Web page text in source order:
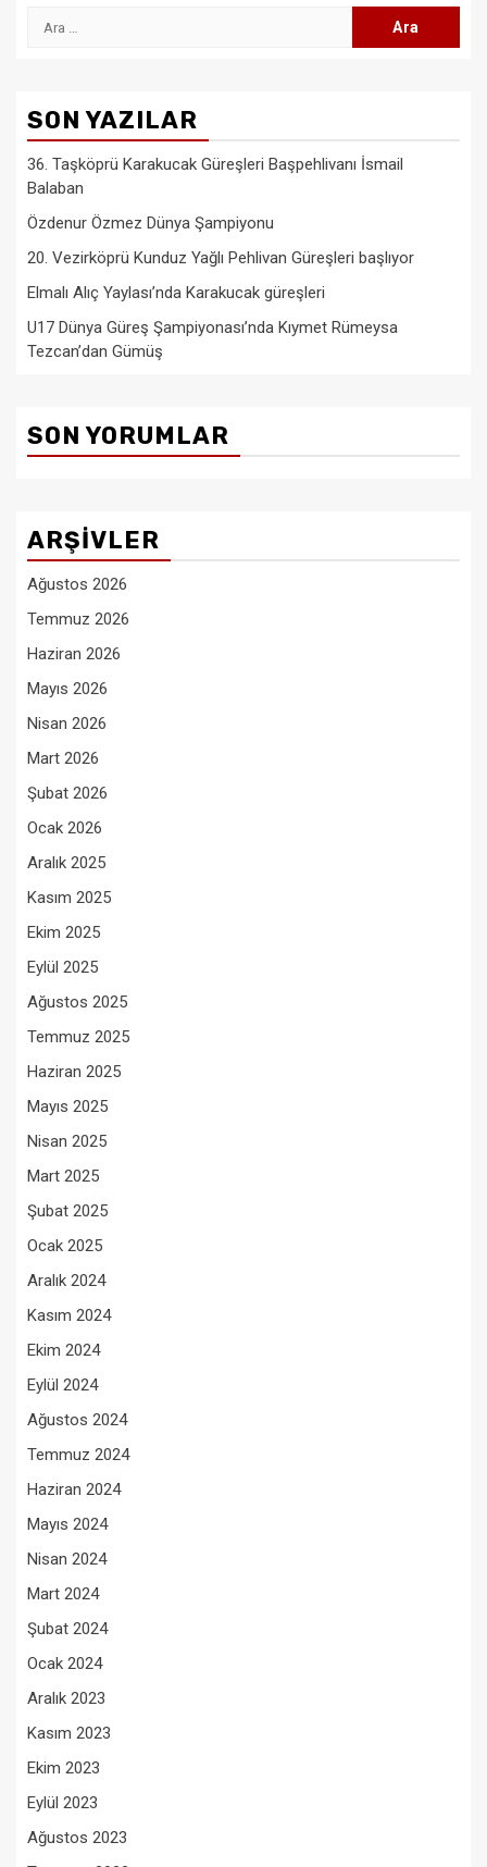
Arama:
SON YAZILAR
36. Taşköprü Karakucak Güreşleri Başpehlivanı İsmail
Balaban
Özdenur Özmez Dünya Şampiyonu
20. Vezirköprü Kunduz Yağlı Pehlivan Güreşleri başlıyor
Elmalı Alıç Yaylası’nda Karakucak güreşleri
U17 Dünya Güreş Şampiyonası’nda Kıymet Rümeysa
Tezcan’dan Gümüş
SON YORUMLAR
ARŞIVLER
Ağustos 2026
Temmuz 2026
Haziran 2026
Mayıs 2026
Nisan 2026
Mart 2026
Şubat 2026
Ocak 2026
Aralık 2025
Kasım 2025
Ekim 2025
Eylül 2025
Ağustos 2025
Temmuz 2025
Haziran 2025
Mayıs 2025
Nisan 2025
Mart 2025
Şubat 2025
Ocak 2025
Aralık 2024
Kasım 2024
Ekim 2024
Eylül 2024
Ağustos 2024
Temmuz 2024
Haziran 2024
Mayıs 2024
Nisan 2024
Mart 2024
Şubat 2024
Ocak 2024
Aralık 2023
Kasım 2023
Ekim 2023
Eylül 2023
Ağustos 2023